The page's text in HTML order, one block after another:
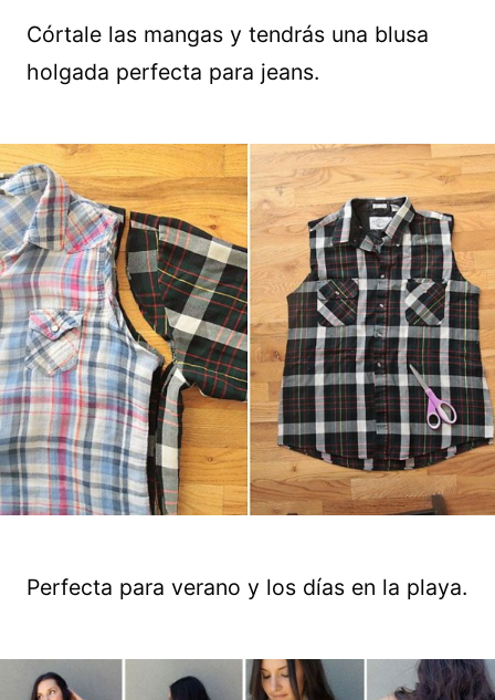
Córtale las mangas y tendrás una blusa
holgada perfecta para jeans.
Perfecta para verano y los días en la playa.